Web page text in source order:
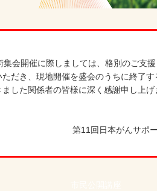
会開催に際しましては、格別のご支
だき、現地開催を盛会のうちに終了
した関係者の皆様に深く感謝申し上げ
第11回日本がんサポ